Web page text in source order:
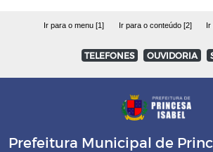
Ir para o menu [1] Ir para o conteúdo [2]
TELEFONES OUVIDORIA
Prefeitura Municipal de